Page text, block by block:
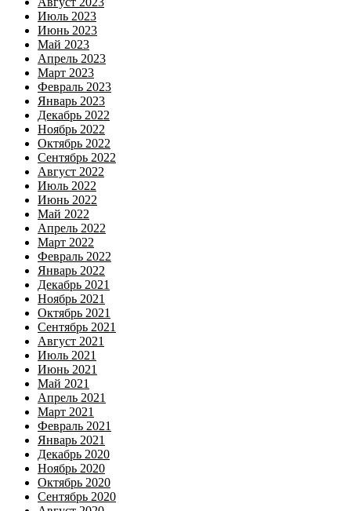
Июль 2023
Июнь 2023
Май 2023
Апрель 2023
Март 2023
Февраль 2023
Январь 2023
Декабрь 2022
Ноябрь 2022
Октябрь 2022
Сентябрь 2022
Август 2022
Июль 2022
Июнь 2022
Май 2022
Апрель 2022
Март 2022
Февраль 2022
Январь 2022
Декабрь 2021
Ноябрь 2021
Октябрь 2021
Сентябрь 2021
Август 2021
Июль 2021
Июнь 2021
Май 2021
Апрель 2021
Март 2021
Февраль 2021
Январь 2021
Декабрь 2020
Ноябрь 2020
Октябрь 2020
Сентябрь 2020